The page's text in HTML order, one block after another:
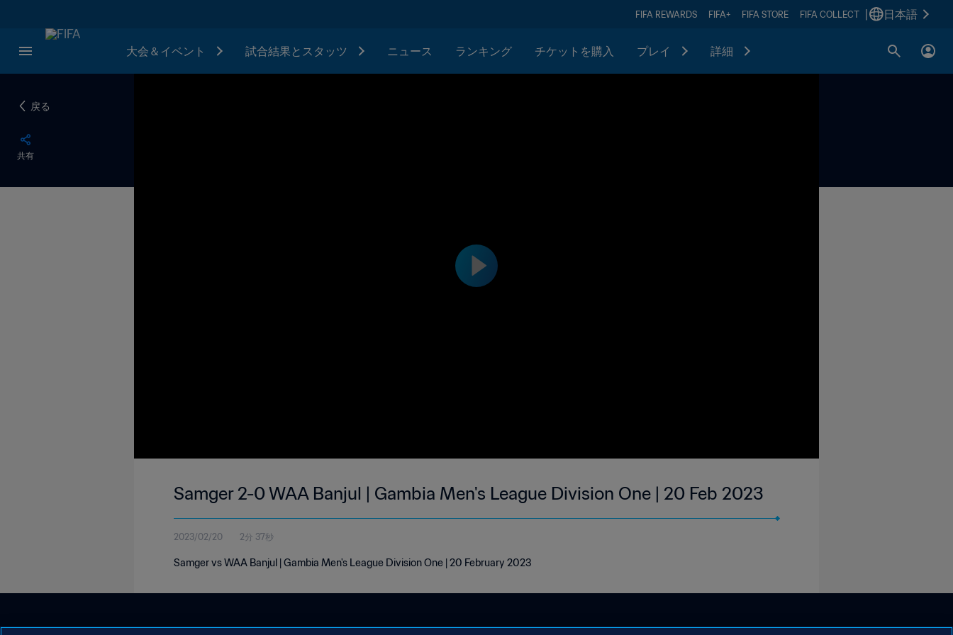
FIFA REWARDS FIFA+ FIFA STORE FIFA COLLECT 日本語
大会＆イベント 試合結果とスタッツ ニュース ランキング チケットを購入 プレイ 詳細
戻る
共有
Samger 2-0 WAA Banjul | Gambia Men's League Division One | 20 Feb 2023
2023/02/20 2分 37秒
Samger vs WAA Banjul | Gambia Men's League Division One | 20 February 2023